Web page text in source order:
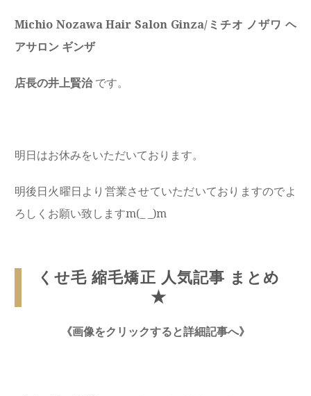
Michio Nozawa Hair Salon Ginza/ミチオ ノザワ ヘ
アサロン ギンザ
店長の井上賢治 です。
明日はお休みをいただいております。
明後日火曜日より営業させていただいておりますのでよ
ろしくお願い致しますm(_ _)m
くせ毛 縮毛矯正 人気記事 まとめ
★
《画像をクリックすると詳細記事へ》